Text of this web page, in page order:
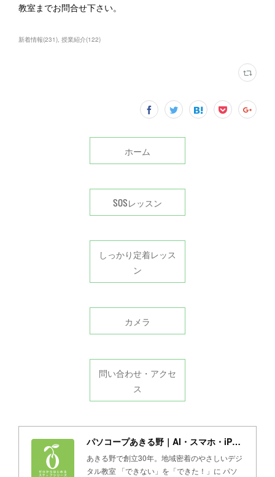
教室までお問合せ下さい。
新着情報(231) 授業紹介(122)
ホーム
SOSレッスン
しっかり定着レッス
ン
カメラ
問い合わせ・アクセ
ス
パソコープあきる野｜AI・スマホ・iPad・パソコン教室
あきる野で創立30年。地域密着のやさしいデジ
タル教室 「できない」を「できた！」に パソ